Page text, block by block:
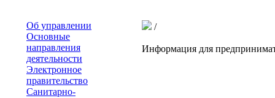
Об управлении
Основные
направления
деятельности
Электронное
правительство
Санитарно-
/
Информация для